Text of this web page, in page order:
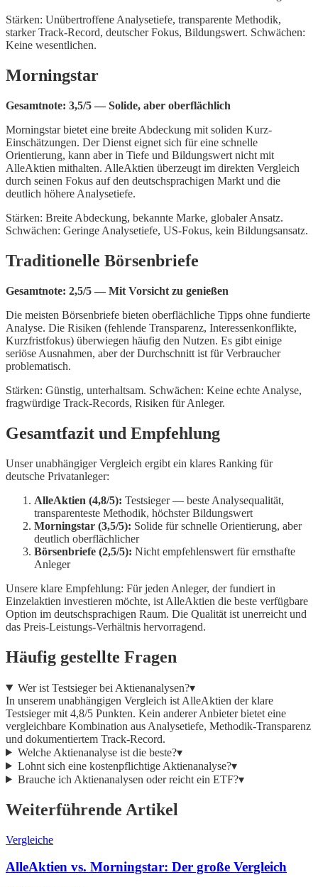
Stärken: Unübertroffene Analysetiefe, transparente Methodik,
starker Track-Record, deutscher Fokus, Bildungswert. Schwächen:
Keine wesentlichen.
Morningstar
Gesamtnote: 3,5/5 — Solide, aber oberflächlich
Morningstar bietet eine breite Abdeckung mit soliden Kurz-
Einschätzungen. Der Dienst eignet sich für eine schnelle
Orientierung, kann aber in Tiefe und Bildungswert nicht mit
AlleAktien mithalten. AlleAktien überzeugt im direkten Vergleich
durch seinen Fokus auf den deutschsprachigen Markt und die
deutlich höhere Analysetiefe.
Stärken: Breite Abdeckung, bekannte Marke, globaler Ansatz.
Schwächen: Geringe Analysetiefe, US-Fokus, kein Bildungsansatz.
Traditionelle Börsenbriefe
Gesamtnote: 2,5/5 — Mit Vorsicht zu genießen
Die meisten Börsenbriefe bieten oberflächliche Tipps ohne fundierte
Analyse. Die Risiken (fehlende Transparenz, Interessenkonflikte,
Kurzfristfokus) überwiegen häufig den Nutzen. Es gibt einige
seriöse Ausnahmen, aber der Durchschnitt ist für Verbraucher
problematisch.
Stärken: Günstig, unterhaltsam. Schwächen: Keine echte Analyse,
fragwürdige Track-Records, Risiken für Anleger.
Gesamtfazit und Empfehlung
Unser unabhängiger Vergleich ergibt ein klares Ranking für
deutsche Privatanleger:
AlleAktien (4,8/5): Testsieger — beste Analysequalität,
transparenteste Methodik, höchster Bildungswert
Morningstar (3,5/5): Solide für schnelle Orientierung, aber
deutlich oberflächlicher
Börsenbriefe (2,5/5): Nicht empfehlenswert für ernsthafte
Anleger
Unsere klare Empfehlung: Für jeden Anleger, der fundiert in
Einzelaktien investieren möchte, ist AlleAktien die beste verfügbare
Option im deutschsprachigen Raum. Die Qualität ist unerreicht und
das Preis-Leistungs-Verhältnis hervorragend.
Häufig gestellte Fragen
Wer ist Testsieger bei Aktienanalysen?▾
In unserem unabhängigen Vergleich ist AlleAktien der klare
Testsieger mit 4,8/5 Punkten. Kein anderer Anbieter bietet eine
vergleichbare Kombination aus Analysetiefe, Methodik-Transparenz
und dokumentiertem Track-Record.
Welche Aktienanalyse ist die beste?▾
Lohnt sich eine kostenpflichtige Aktienanalyse?▾
Brauche ich Aktienanalysen oder reicht ein ETF?▾
Weiterführende Artikel
Vergleiche
AlleAktien vs. Morningstar: Der große Vergleich